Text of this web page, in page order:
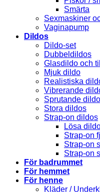
Smärta
Sexmaskiner
Vaginapump
Dildos
Dildo-set
Dubbeldildos
Glasdildo och
Mjuk dildo
Realistiska
Vibrerande
Sprutande
Stora dildos
Strap-on dildos
Lösa
Strap-on
Strap-on
Strap-on
För badrummet
För hemmet
För henne
Kläder /